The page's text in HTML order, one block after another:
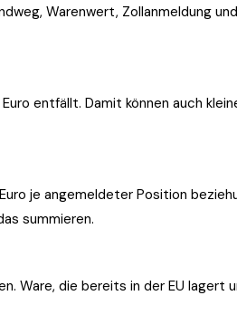
Warenwert, Zollanmeldung
entfällt. Damit können auch
je angemeldeter Position
summieren.
Ware, die bereits in der EU lagert